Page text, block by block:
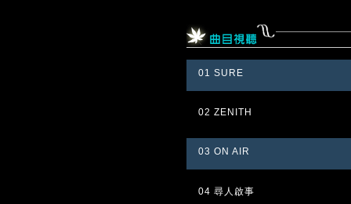
01 SURE
02 ZENITH
03 ON AIR
04 尋人啟事